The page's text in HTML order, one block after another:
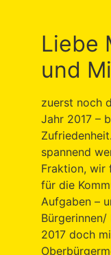
Liebe
und
zuerst noch
Jahr 2017 –
spannend
Fraktion, wir
für die
Aufgaben –
2017 doch